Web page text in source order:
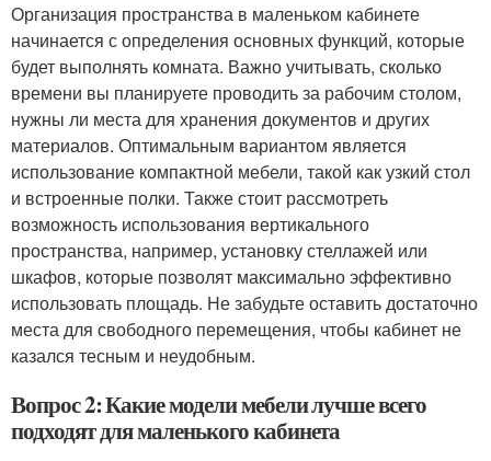
Организация пространства в маленьком кабинете
начинается с определения основных функций, которые
будет выполнять комната. Важно учитывать, сколько
времени вы планируете проводить за рабочим столом,
нужны ли места для хранения документов и других
материалов. Оптимальным вариантом является
использование компактной мебели, такой как узкий стол
и встроенные полки. Также стоит рассмотреть
возможность использования вертикального
пространства, например, установку стеллажей или
шкафов, которые позволят максимально эффективно
использовать площадь. Не забудьте оставить достаточно
места для свободного перемещения, чтобы кабинет не
казался тесным и неудобным.
Вопрос 2: Какие модели мебели лучше всего
подходят для маленького кабинета